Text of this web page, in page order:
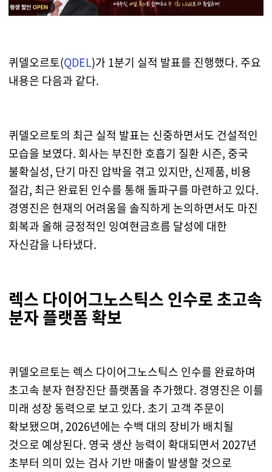
퀴델오르토(QDEL)가 1분기 실적 발표를 진행했다. 주요
내용은 다음과 같다.
퀴델오르토의 최근 실적 발표는 신중하면서도 건설적인
모습을 보였다. 회사는 부진한 호흡기 질환 시즌, 중국
불확실성, 단기 마진 압박을 겪고 있지만, 신제품, 비용
절감, 최근 완료된 인수를 통해 돌파구를 마련하고 있다.
경영진은 현재의 어려움을 솔직하게 논의하면서도 마진
회복과 올해 긍정적인 잉여현금흐름 달성에 대한
자신감을 나타냈다.
렉스 다이어그노스틱스 인수로 초고속
분자 플랫폼 확보
퀴델오르토는 렉스 다이어그노스틱스 인수를 완료하며
초고속 분자 현장진단 플랫폼을 추가했다. 경영진은 이를
미래 성장 동력으로 보고 있다. 초기 고객 주문이
확보됐으며, 2026년에는 수백 대의 장비가 배치될
것으로 예상된다. 영국 생산 능력이 확대되면서 2027년
초부터 의미 있는 검사 기반 매출이 발생할 것으로